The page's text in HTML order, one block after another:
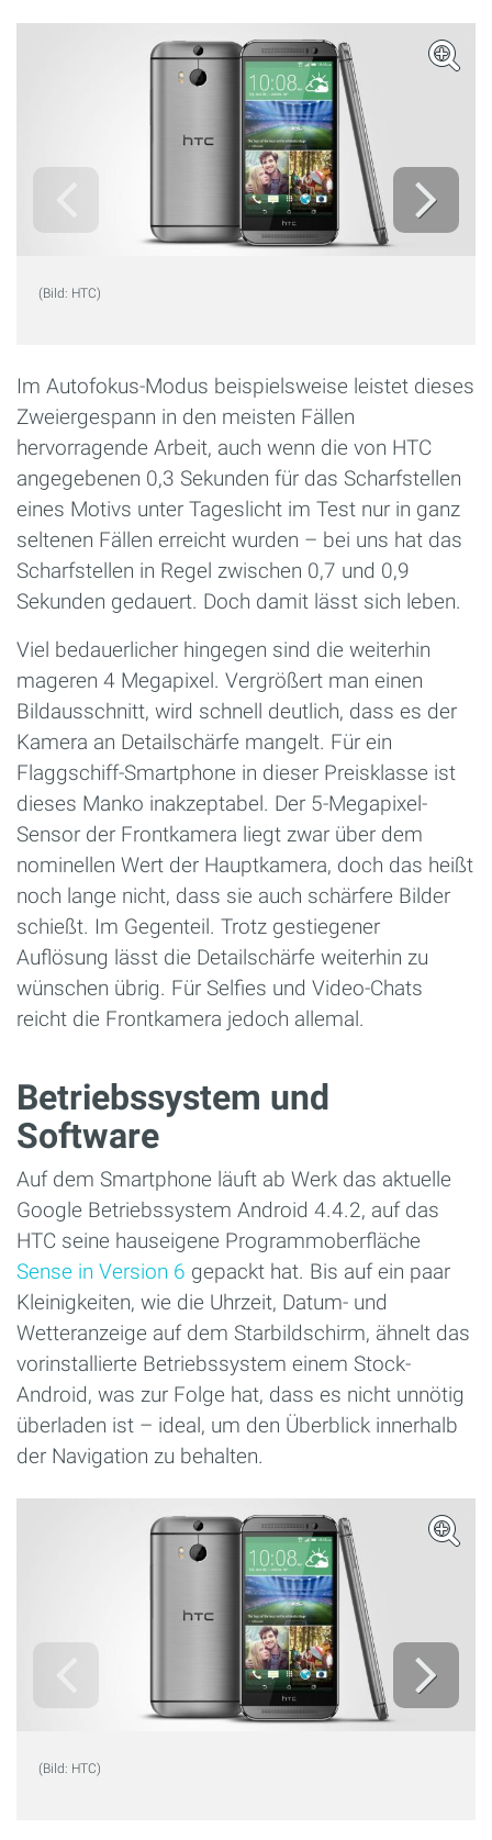
(Bild: HTC)
Im Autofokus-Modus beispielsweise leistet dieses
Zweiergespann in den meisten Fällen
hervorragende Arbeit, auch wenn die von HTC
angegebenen 0,3 Sekunden für das Scharfstellen
eines Motivs unter Tageslicht im Test nur in ganz
seltenen Fällen erreicht wurden – bei uns hat das
Scharfstellen in Regel zwischen 0,7 und 0,9
Sekunden gedauert. Doch damit lässt sich leben.
Viel bedauerlicher hingegen sind die weiterhin
mageren 4 Megapixel. Vergrößert man einen
Bildausschnitt, wird schnell deutlich, dass es der
Kamera an Detailschärfe mangelt. Für ein
Flaggschiff-Smartphone in dieser Preisklasse ist
dieses Manko inakzeptabel. Der 5-Megapixel-
Sensor der Frontkamera liegt zwar über dem
nominellen Wert der Hauptkamera, doch das heißt
noch lange nicht, dass sie auch schärfere Bilder
schießt. Im Gegenteil. Trotz gestiegener
Auflösung lässt die Detailschärfe weiterhin zu
wünschen übrig. Für Selfies und Video-Chats
reicht die Frontkamera jedoch allemal.
Betriebssystem und
Software
Auf dem Smartphone läuft ab Werk das aktuelle
Google Betriebssystem Android 4.4.2, auf das
HTC seine hauseigene Programmoberfläche
Sense in Version 6 gepackt hat. Bis auf ein paar
Kleinigkeiten, wie die Uhrzeit, Datum- und
Wetteranzeige auf dem Starbildschirm, ähnelt das
vorinstallierte Betriebssystem einem Stock-
Android, was zur Folge hat, dass es nicht unnötig
überladen ist – ideal, um den Überblick innerhalb
der Navigation zu behalten.
(Bild: HTC)